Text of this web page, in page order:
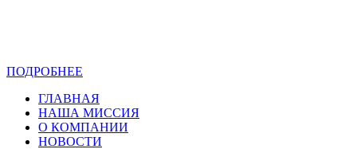
ПОДРОБНЕЕ
ГЛАВНАЯ
НАША МИССИЯ
О КОМПАНИИ
НОВОСТИ